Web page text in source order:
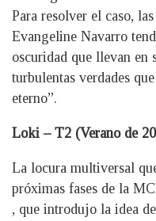
Para resolver el caso,
Evangeline Navarro
oscuridad que llevan en
turbulentas verdades
eterno”.
Loki – T2 (Verano de
La locura multiversal
próximas fases de la
, que introdujo la idea